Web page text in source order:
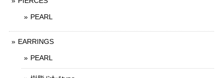
PEARL
EARRINGS
PEARL